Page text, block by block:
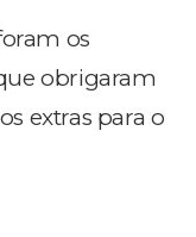
os
obrigaram
extras para o